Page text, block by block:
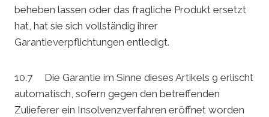
beheben lassen oder das fragliche Produkt ersetzt
hat, hat sie sich vollständig ihrer
Garantieverpflichtungen entledigt.
10.7 Die Garantie im Sinne dieses Artikels 9 erlischt
automatisch, sofern gegen den betreffenden
Zulieferer ein Insolvenzverfahren eröffnet worden